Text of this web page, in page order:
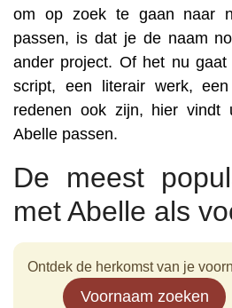
om op zoek te gaan naar
passen, is dat je de naam
ander project. Of het nu gaat
script, een literair werk,
redenen ook zijn, hier vindt
Abelle passen.
De meest
met Abelle als
Ontdek de herkomst van je
Voornaam zoeken